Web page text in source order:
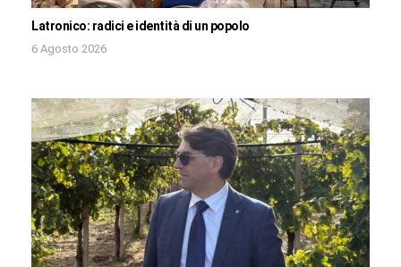
Latronico: radici e identità di un popolo
6 Agosto 2026